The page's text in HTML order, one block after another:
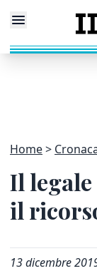
Home
Il legale
il
13 dicembre